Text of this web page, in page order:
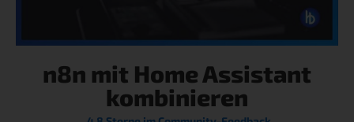
n8n mit Home Assistant
kombinieren